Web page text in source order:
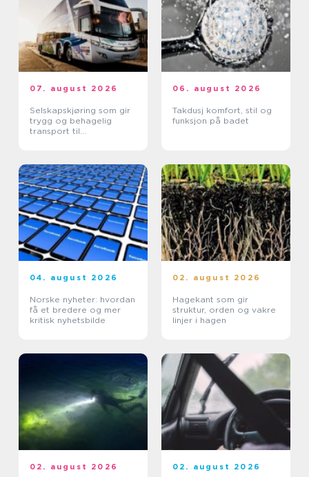
07. august 2026
Selskapskjøring som gir
trygg og behagelig
transport til
06. august 2026
Takdusj komfort, stil og
funksjon på badet
04. august 2026
Norske nyheter: hvordan
få et bredere og mer
kritisk nyhetsbilde
02. august 2026
Hagekant som gir
struktur, orden og vakre
linjer i hagen
02. august 2026 02. august 2026